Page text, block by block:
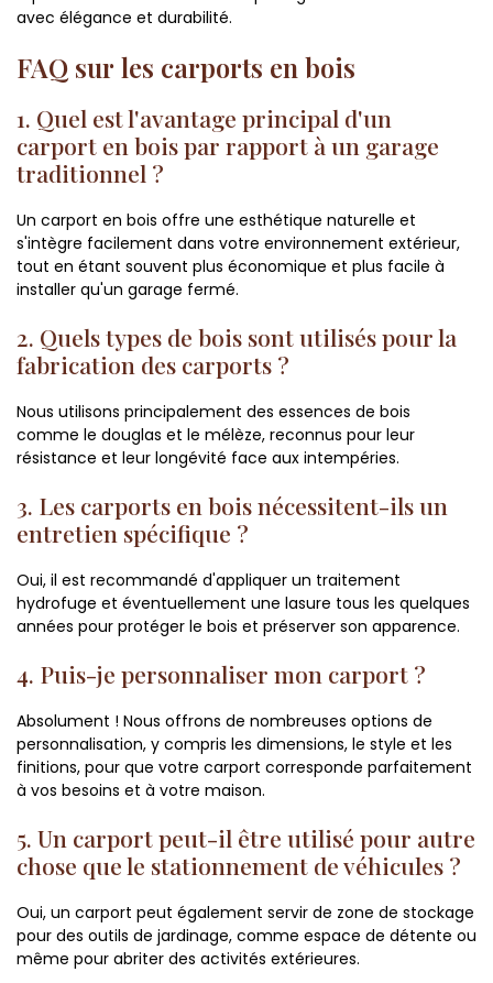
avec élégance et durabilité.
FAQ sur les carports en bois
1. Quel est l'avantage principal d'un
carport en bois par rapport à un garage
traditionnel ?
Un carport en bois offre une esthétique naturelle et
s'intègre facilement dans votre environnement extérieur,
tout en étant souvent plus économique et plus facile à
installer qu'un garage fermé.
2. Quels types de bois sont utilisés pour la
fabrication des carports ?
Nous utilisons principalement des essences de bois
comme le douglas et le mélèze, reconnus pour leur
résistance et leur longévité face aux intempéries.
3. Les carports en bois nécessitent-ils un
entretien spécifique ?
Oui, il est recommandé d'appliquer un traitement
hydrofuge et éventuellement une lasure tous les quelques
années pour protéger le bois et préserver son apparence.
4. Puis-je personnaliser mon carport ?
Absolument ! Nous offrons de nombreuses options de
personnalisation, y compris les dimensions, le style et les
finitions, pour que votre carport corresponde parfaitement
à vos besoins et à votre maison.
5. Un carport peut-il être utilisé pour autre
chose que le stationnement de véhicules ?
Oui, un carport peut également servir de zone de stockage
pour des outils de jardinage, comme espace de détente ou
même pour abriter des activités extérieures.